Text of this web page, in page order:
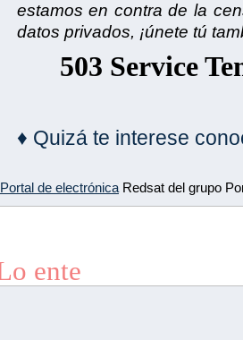
estamos en contra de la
datos privados, ¡únete tú
♦ Quizá te interese
Portal de electrónica Redsat del grupo